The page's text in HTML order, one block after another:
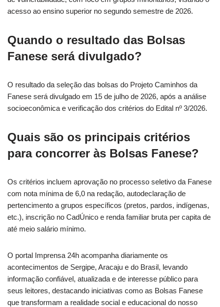
acesso ao ensino superior no segundo semestre de 2026.
Quando o resultado das Bolsas
Fanese será divulgado?
O resultado da seleção das bolsas do Projeto Caminhos da
Fanese será divulgado em 15 de julho de 2026, após a análise
socioeconômica e verificação dos critérios do Edital nº 3/2026.
Quais são os principais critérios
para concorrer às Bolsas Fanese?
Os critérios incluem aprovação no processo seletivo da Fanese
com nota mínima de 6,0 na redação, autodeclaração de
pertencimento a grupos específicos (pretos, pardos, indígenas,
etc.), inscrição no CadÚnico e renda familiar bruta per capita de
até meio salário mínimo.
O portal Imprensa 24h acompanha diariamente os
acontecimentos de Sergipe, Aracaju e do Brasil, levando
informação confiável, atualizada e de interesse público para
seus leitores, destacando iniciativas como as Bolsas Fanese
que transformam a realidade social e educacional do nosso